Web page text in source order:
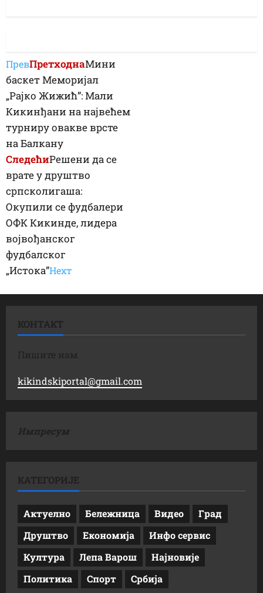
ПревПретходнаМини
баскет Меморијал
„Рајко Жижић”: Мали
Кикинђани на највећем
турниру овакве врсте
на Балкану
СледећиРешени да се
врате у друштво
српсколигаша:
Окупили се фудбалери
ОФК Кикинде, лидера
војвођанског
фудбалског
„Истока”Неxт
КОНТАКТ
Пишите нам
kikindskiportal@gmail.com
Импресум
КАТЕГОРИЈЕ
Актуелно Бележница Видео
Град
Друштво
Економија
Инфо сервис
Култура
Лепа Варош
Најновије
Политика
Спорт Србија